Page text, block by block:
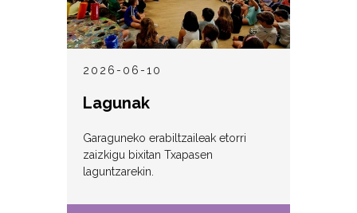
2026-06-10
Lagunak
Garaguneko erabiltzaileak etorri
zaizkigu bixitan Txapasen
laguntzarekin.